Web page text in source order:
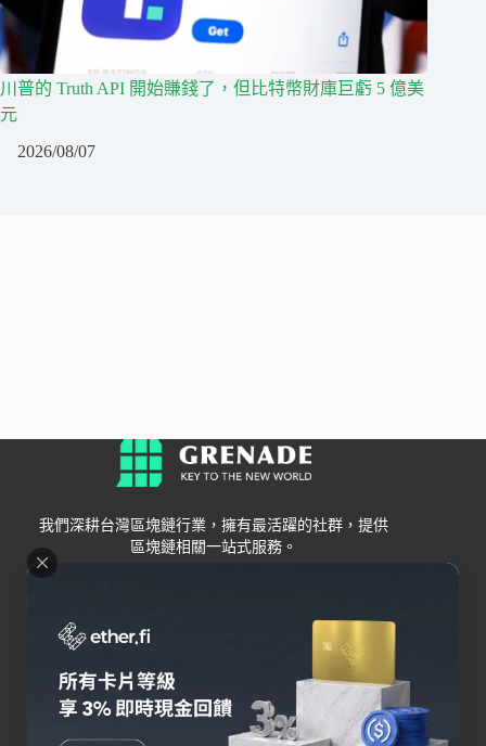
川普的 Truth API 開始賺錢了，但比特幣財庫巨虧 5 億美
元
2026/08/07
我們深耕台灣區塊鏈行業，擁有最活躍的社群，提供
區塊鏈相關一站式服務。
Grenade
關於我們
聯絡我們
錢包
交易所
Bybit
OKX
HOYA BIT